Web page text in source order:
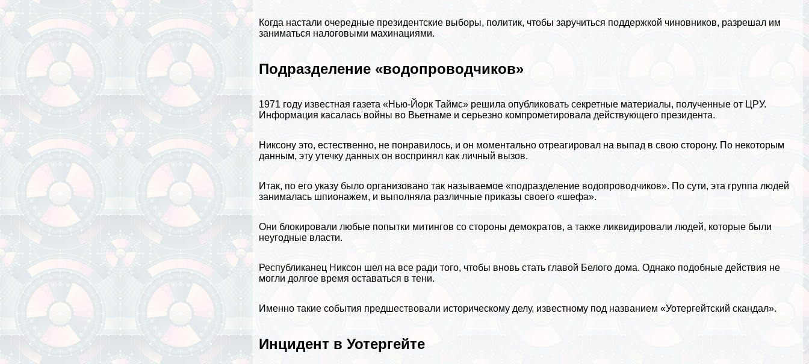
Когда настали очередные президентские выборы, политик, чтобы заручиться поддержкой чиновников, разрешал им
заниматься налоговыми махинациями.
Подразделение «водопроводчиков»
1971 году известная газета «Нью-Йорк Таймс» решила опубликовать секретные материалы, полученные от ЦРУ.
Информация касалась войны во Вьетнаме и серьезно компрометировала действующего президента.
Никсону это, естественно, не понравилось, и он моментально отреагировал на выпад в свою сторону. По некоторым
данным, эту утечку данных он воспринял как личный вызов.
Итак, по его указу было организовано так называемое «подразделение водопроводчиков». По сути, эта группа людей
занималась шпионажем, и выполняла различные приказы своего «шефа».
Они блокировали любые попытки митингов со стороны демократов, а также ликвидировали людей, которые были
неугодные власти.
Республиканец Никсон шел на все ради того, чтобы вновь стать главой Белого дома. Однако подобные действия не
могли долгое время оставаться в тени.
Именно такие события предшествовали историческому делу, известному под названием «Уотергeйтский скандал».
Инцидент в Уотергeйте